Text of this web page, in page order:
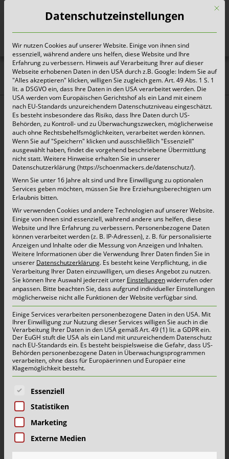
Heute für morgen sorgen
Neuss | Schönmackers
übernimmt den
Änderungsdienst
Zum 01.01.2019 übernimmt der Entsorger
Schönmackers, welcher bisher für die Entsorgung
von Leichtverpackungen zuständig ist, nun auch
den Änderungsdienst. Das bedeutet, dass auch
Austausch von defekten Gefäßen durch den
Entsorgungsfachbetrieb stattfinden.
Bei Fragen rund um Änderungen,
Neuaufstellungen, Abgängen oder Reparaturen
können Sie sich unter der kostenlosen Service-
Nummer 0800 / 888 43 73 melden. Die
Schönmackers Mitarbeiter helfen Ihnen gerne
weiter.
Säcke bleiben unverändert bestehen:
– Schönmackers Umweltdienste GmbH & Co. KG,
Grefrather Weg 119, Neuss
Mit
Datenschutzeinstellungen
Wir nutzen Cookies auf unserer Website. Einige von ihnen sind
essenziell, während andere uns helfen, diese Website und Ihre
Erfahrung zu verbessern. Hinweis auf Verarbeitung Ihrer auf dieser
Webseite erhobenen Daten in den USA durch z.B. Google: Indem Sie auf
"Alles akzeptieren" klicken, willigen Sie zugleich gem. Art. 49 Abs. 1 S. 1
lit. a DSGVO ein, dass Ihre Daten in den USA verarbeitet werden. Die
USA werden vom Europäischen Gerichtshof als ein Land mit einem
nach EU-Standards unzureichendem Datenschutzniveau eingeschätzt.
Es besteht insbesondere das Risiko, dass Ihre Daten durch US-
Behörden, zu Kontroll- und zu Überwachungszwecken, möglicherweise
auch ohne Rechtsbehelfsmöglichkeiten, verarbeitet werden können.
Wenn Sie auf "Speichern" klicken und ausschließlich "Essenziell"
ausgewählt haben, findet die vorgehend beschriebene Übermittlung
nicht statt. Weitere Hinweise erhalten Sie in unserer
Datenschutzerklärung (https://schoenmackers.de/datenschutz/).
Wenn Sie unter 16 Jahre alt sind und Ihre Einwilligung zu optionalen
Services geben möchten, müssen Sie Ihre Erziehungsberechtigten um
Erlaubnis bitten.
Wir verwenden Cookies und andere Technologien auf unserer Website.
Einige von ihnen sind essenziell, während andere uns helfen, diese
Website und Ihre Erfahrung zu verbessern. Personenbezogene Daten
können verarbeitet werden (z. B. IP-Adressen), z. B. für personalisierte
Anzeigen und Inhalte oder die Messung von Anzeigen und Inhalten.
Weitere Informationen über die Verwendung Ihrer Daten finden Sie in
unserer Datenschutzerklärung. Es besteht keine Verpflichtung, in die
Verarbeitung Ihrer Daten einzuwilligen, um dieses Angebot zu nutzen.
Sie können Ihre Auswahl jederzeit unter Einstellungenwiderrufen oder
anpassen. Bitte beachten Sie, dass aufgrund individueller Einstellungen
möglicherweise nicht alle Funktionen der Website verfügbar sind.
Einige Services verarbeiten personenbezogene Daten in den USA. Mit
Ihrer Einwilligung zur Nutzung dieser Services willigen Sie auch in die
Verarbeitung Ihrer Daten in den USA gemäß Art. 49 (1) lit. a GDPR ein.
Der EuGH stuft die USA als ein Land mit unzureichendem Datenschutz
nach EU-Standards ein. Es besteht beispielsweise die Gefahr, dass US-
Behörden personenbezogene Daten in Überwachungsprogrammen
verarbeiten, ohne dass für Europäerinnen und Europäer eine
Klagemöglichkeit besteht.
Es folgt eine Liste der Service-Gruppen, für die eine
Essenziell
Statistiken
Marketing
Externe Medien